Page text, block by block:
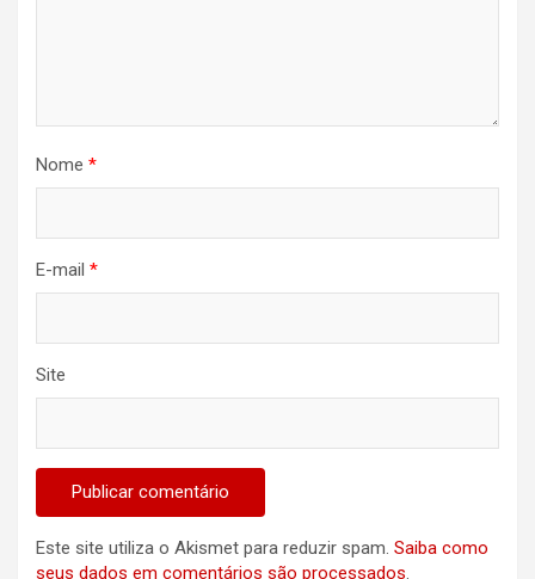
Nome *
E-mail *
Site
Este site utiliza o Akismet para reduzir spam. Saiba como
seus dados em comentários são processados.